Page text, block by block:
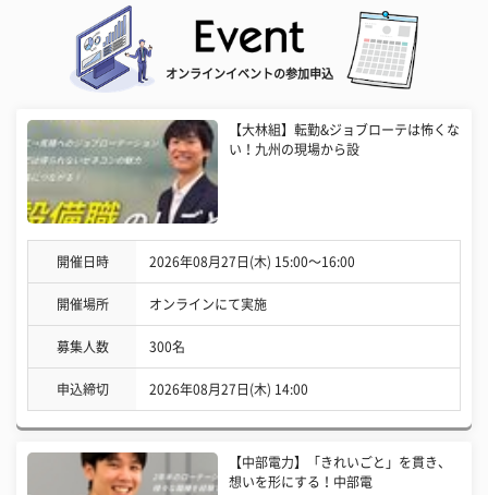
オンラインイベントの参加申込
【大林組】転勤&ジョブローテは怖くな
い！九州の現場から設
開催日時 2026年08月27日(木) 15:00〜16:00
開催場所 オンラインにて実施
募集人数 300名
申込締切 2026年08月27日(木) 14:00
【中部電力】「きれいごと」を貫き、
想いを形にする！中部電